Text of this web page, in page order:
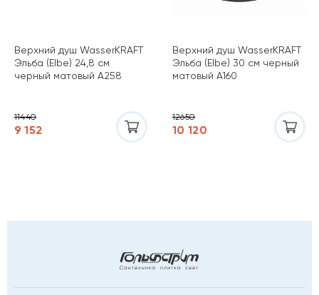
Верхний душ WasserKRAFT
Эльба (Elbe) 24,8 см
черный матовый A258
9 152
11440
Верхний душ WasserKRAFT
Эльба (Elbe) 30 см черный
матовый A160
10 120
12650